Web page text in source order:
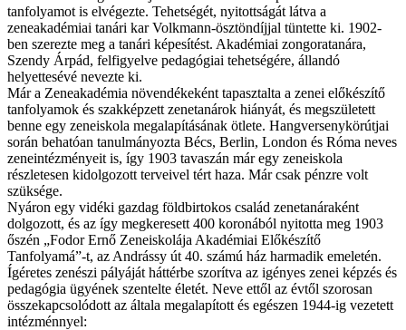
tanfolyamot is elvégezte. Tehetségét, nyitottságát látva a
zeneakadémiai tanári kar Volkmann-ösztöndíjjal tüntette ki. 1902-
ben szerezte meg a tanári képesítést. Akadémiai zongoratanára,
Szendy Árpád, felfigyelve pedagógiai tehetségére, állandó
helyettesévé nevezte ki.
Már a Zeneakadémia növendékeként tapasztalta a zenei előkészítő
tanfolyamok és szakképzett zenetanárok hiányát, és megszületett
benne egy zeneiskola megalapításának ötlete. Hangversenykörútjai
során behatóan tanulmányozta Bécs, Berlin, London és Róma neves
zeneintézményeit is, így 1903 tavaszán már egy zeneiskola
részletesen kidolgozott terveivel tért haza. Már csak pénzre volt
szüksége.
Nyáron egy vidéki gazdag földbirtokos család zenetanáraként
dolgozott, és az így megkeresett 400 koronából nyitotta meg 1903
őszén „Fodor Ernő Zeneiskolája Akadémiai Előkészítő
Tanfolyamá”-t, az Andrássy út 40. számú ház harmadik emeletén.
Ígéretes zenészi pályáját háttérbe szorítva az igényes zenei képzés és
pedagógia ügyének szentelte életét. Neve ettől az évtől szorosan
összekapcsolódott az általa megalapított és egészen 1944-ig vezetett
intézménnyel: